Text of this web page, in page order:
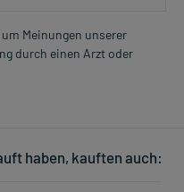
Meinungen unserer
durch einen Arzt oder
haben, kauften auch: